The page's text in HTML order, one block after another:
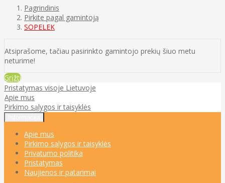
Pagrindinis
Pirkite pagal gamintoją
SOPELEK
Atsiprašome, tačiau pasirinkto gamintojo prekių šiuo metu
neturime!
Grįžti
Pristatymas visoje Lietuvoje
Apie mus
Pirkimo sąlygos ir taisyklės
Apie mus
Pirkimo sąlygos ir taisyklės
Privatumo politika
Pristatymas
Naujienos ir patarimai